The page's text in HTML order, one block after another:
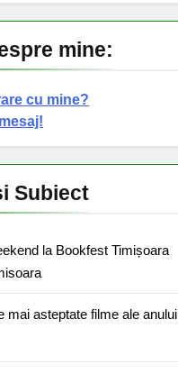
mine:
cu mine?
Subiect
la Bookfest Timișoara
mai asteptate filme ale anului